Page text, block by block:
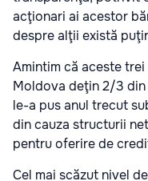
acţionari ai acestor
despre alţii există
Amintim că aceste
Moldova deţin 2/3
le-a pus anul trecut
din cauza structurii
pentru oferire de
Cel mai scăzut nivel